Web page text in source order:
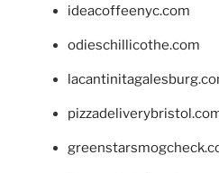
ideacoffeenyc.com
odieschillicothe.com